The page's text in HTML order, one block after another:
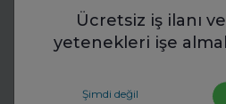
Ücretsiz iş ilanı
yetenekleri işe
Şimdi değil